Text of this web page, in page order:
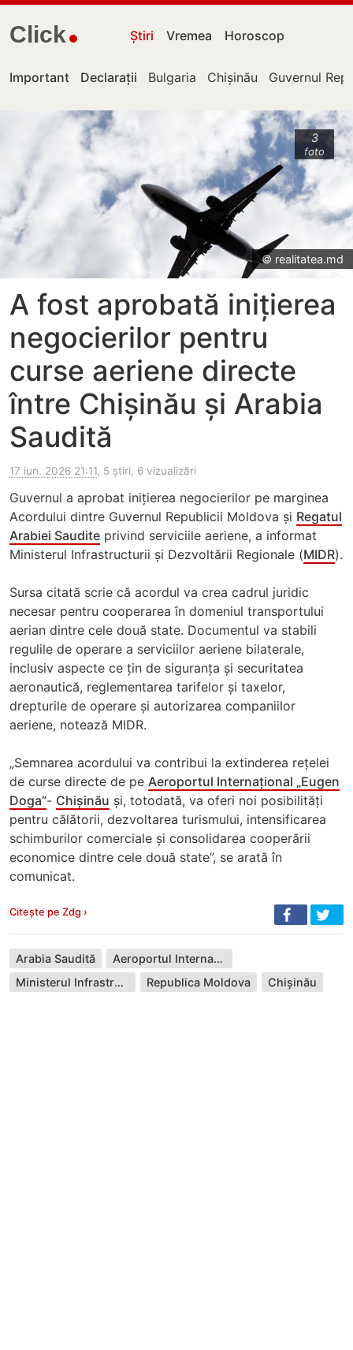
Click Știri Vremea Horoscop
Important Declarații Bulgaria Chișinău Guvernul
3
foto
© realitatea.md
A fost aprobată inițierea
negocierilor pentru
curse aeriene directe
între Chișinău și Arabia
Saudită
17 iun. 2026 21:11, 5 știri, 6 vizualizări
Guvernul a aprobat inițierea negocierilor pe marginea
Acordului dintre Guvernul Republicii Moldova și Regatul
Arabiei Saudite privind serviciile aeriene, a informat
Ministerul Infrastructurii și Dezvoltării Regionale (MIDR).
Sursa citată scrie că acordul va crea cadrul juridic
necesar pentru cooperarea în domeniul transportului
aerian dintre cele două state. Documentul va stabili
regulile de operare a serviciilor aeriene bilaterale,
inclusiv aspecte ce țin de siguranța și securitatea
aeronautică, reglementarea tarifelor și taxelor,
drepturile de operare și autorizarea companiilor
aeriene, notează MIDR.
„Semnarea acordului va contribui la extinderea rețelei
de curse directe de pe Aeroportul Internațional „Eugen
Doga”- Chișinău și, totodată, va oferi noi posibilități
pentru călătorii, dezvoltarea turismului, intensificarea
schimburilor comerciale și consolidarea cooperării
economice dintre cele două state”, se arată în
comunicat.
Citește pe Zdg ›
Arabia Saudită
Aeroportul Internațional Chișinău
Ministerul Infrastructurii și Dezvoltării Regionale
Republica Moldova Chișinău